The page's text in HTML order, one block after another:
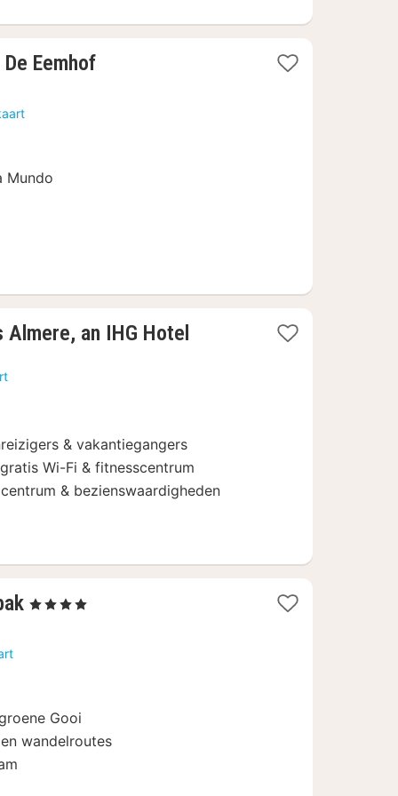
Eemhof1
Mundo
an IHG Hotel
& vakantiegangers
Wi-Fi & fitnesscentrum
& bezienswaardigheden
2
, 4 Sterren
Gooi
wandelroutes